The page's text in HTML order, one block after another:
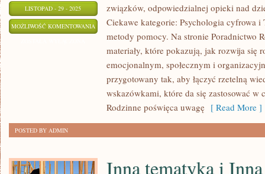
LISTOPAD - 29 - 2025
MOŻLIWOŚĆ KOMENTOWANIA PORADY
SAMOTNOŚĆ
IZOLACJA
związków, odpowiedzialnej opieki nad
Ciekawe kategorie: Psychologia cyfrowa i
metody pomocy. Na stronie Poradnictwo
materiały, które pokazują, jak rozwija się
emocjonalnym, społecznym i
przygotowany tak, aby łączyć rzetelną
wskazówkami, które da się zastosować w
Rodzinne poświęca uwagę [ Read More ]
POSTED BY ADMIN
Inna tematyka i